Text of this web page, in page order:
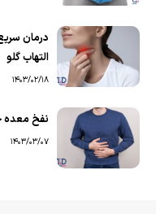
درمان
التهاب گلو
1403/02/18
نفخ معده
1403/03/07